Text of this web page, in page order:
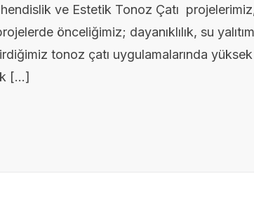
ve Estetik Tonoz Çatı
önceliğimiz; dayanıklılık, su
tonoz çatı uygulamalarında
[…]